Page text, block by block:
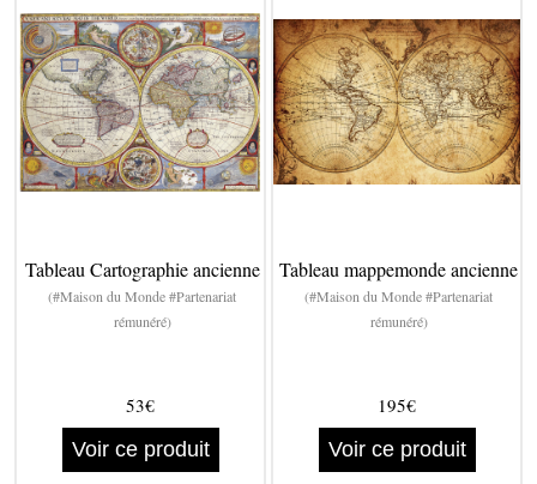
Tableau Cartographie ancienne
(#Maison du Monde #Partenariat
rémunéré)
53€
Voir ce produit
Tableau mappemonde ancienne
(#Maison du Monde #Partenariat
rémunéré)
195€
Voir ce produit